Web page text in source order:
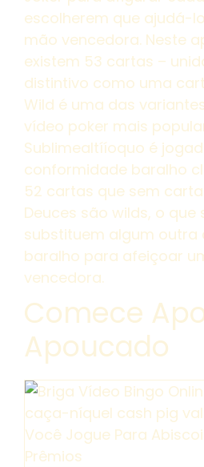
escolherem que ajudá-
mão vencedora. Neste
existem 53 cartas –
distintivo como uma
Wild é uma das
vídeo poker mais
Sublimealtííoquo é
conformidade baralho
52 cartas que sem
Deuces são wilds, o que
substituem algum outra
baralho para afeiçoar
vencedora.
Comece
Apoucado